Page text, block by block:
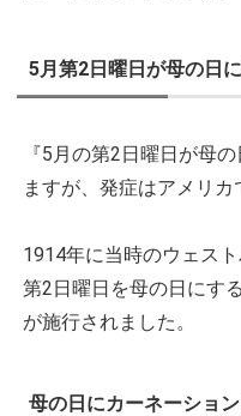
5月第2日曜日が母の日
『5月の第2日曜日が母
ますが、発症はアメリカ
1914年に当時のウェス
第2日曜日を母の日にす
が施行されました。
母の日にカーネーショ